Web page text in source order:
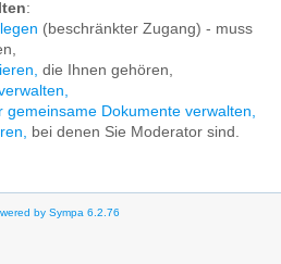
:
(beschränkter Zugang) - muss
die Ihnen gehören,
gemeinsame Dokumente verwalten,
bei denen Sie Moderator sind.
by Sympa 6.2.76